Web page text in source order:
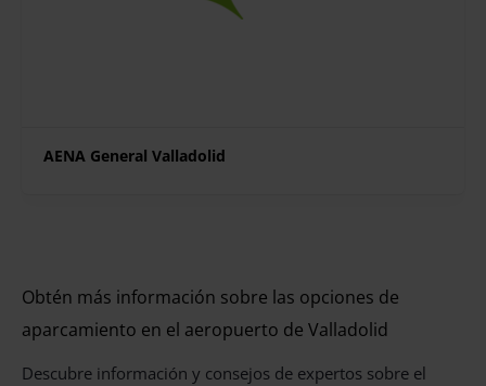
AENA General Valladolid
Obtén más información sobre las opciones de
aparcamiento en el aeropuerto de Valladolid
Descubre información y consejos de expertos sobre el